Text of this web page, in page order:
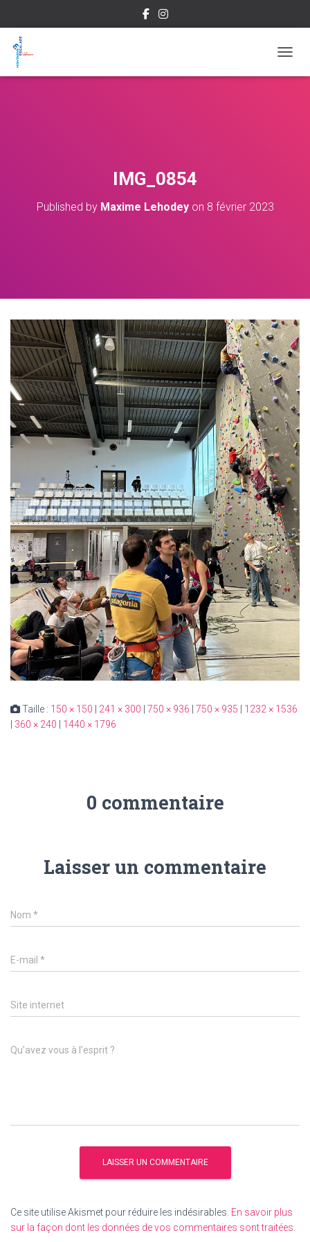
IMG_0854
Published by Maxime Lehodeyon 8 février 2023
Taille : 150 × 150 241 × 300 750 × 936 750 × 935
1232 × 1536
360 × 240 1440 × 1796
0 commentaire
Laisser un commentaire
Nom *
E-mail *
Site internet
Qu’avez vous à l’esprit ?
Ce site utilise Akismet pour réduire les indésirables. En savoir plus
sur la façon dont les données de vos commentaires sont traitées.